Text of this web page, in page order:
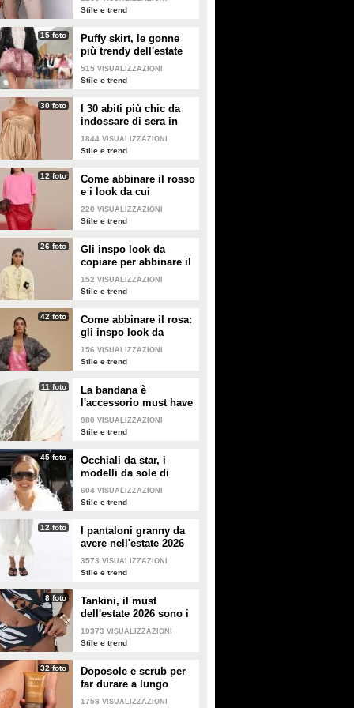
2026
Stile e trend
15 foto
Puffy skirt, le gonne
più trendy dell'estate
2026 sono quelle a
palloncino
515 VISUALIZZAZIONI
Stile e trend
30 foto
I 30 abiti più chic da
indossare di sera in
estate
1844 VISUALIZZAZIONI
Stile e trend
12 foto
Come abbinare il rosso
e i look da cui
prendere ispirazione
220 VISUALIZZAZIONI
Stile e trend
26 foto
Gli inspo look da
copiare per abbinare il
giallo
152 VISUALIZZAZIONI
Stile e trend
42 foto
Come abbinare il rosa:
gli inspo look da
copiare
156 VISUALIZZAZIONI
Stile e trend
11 foto
La bandana è
l'accessorio must have
dell'estate 2026: i
modelli di tendenza
980 VISUALIZZAZIONI
Stile e trend
45 foto
Occhiali da star, i
modelli da sole di
tendenza per l'estate
2026
604 VISUALIZZAZIONI
Stile e trend
12 foto
I pantaloni granny da
avere nell'estate 2026
3573 VISUALIZZAZIONI
Stile e trend
8 foto
Tankini, il must
dell'estate 2026 sono i
costumi con la canotta
10373 VISUALIZZAZIONI
Stile e trend
32 foto
Doposole e scrub per
far durare a lungo
l'abbronzatura in estate
1758 VISUALIZZAZIONI